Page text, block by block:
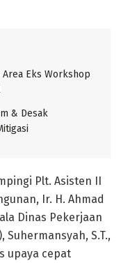
Eks Workshop
& Desak
Plt. Asisten II
Ir. H. Ahmad
Dinas Pekerjaan
Suhermansyah, S.T.,
upaya cepat